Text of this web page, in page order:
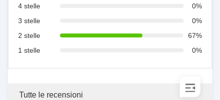
4 stelle
0%
3 stelle
0%
2 stelle
67%
1 stelle
0%
Tutte le recensioni